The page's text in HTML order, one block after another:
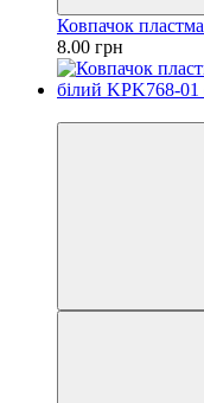
Ковпачок
8.00 грн